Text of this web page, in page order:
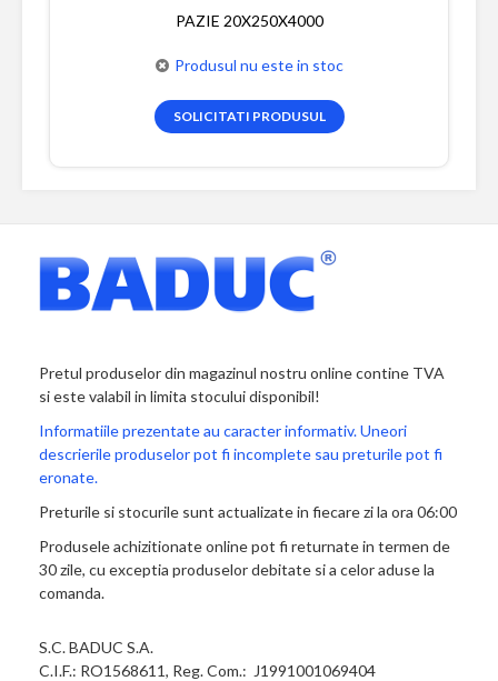
PAZIE 20X250X4000
Produsul nu este in stoc
SOLICITATI PRODUSUL
Pretul produselor din magazinul nostru online contine TVA
si este valabil in limita stocului disponibil!
Informatiile prezentate au caracter informativ. Uneori
descrierile produselor pot fi incomplete sau preturile pot fi
eronate.
Preturile si stocurile sunt actualizate in fiecare zi la ora 06:00
Produsele achizitionate online pot fi returnate in termen de
30 zile, cu exceptia produselor debitate si a celor aduse la
comanda.
S.C. BADUC S.A.
C.I.F.: RO1568611, Reg. Com.: J1991001069404